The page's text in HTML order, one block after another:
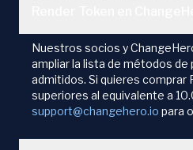
Nuestros socios y
ampliar la lista de métodos de
admitidos. Si quieres comprar
superiores al equivalente a
support@changehero.io para